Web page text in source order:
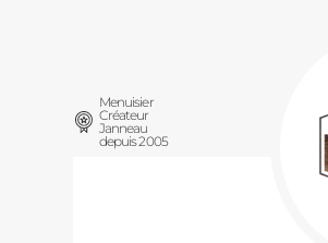
Menuisier
Créateur
Janneau
depuis 2005